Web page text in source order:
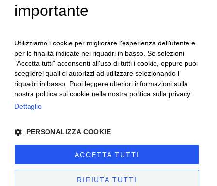
Ceretto Aziende Vitivinicole S.r.l. | Strada
Cassiano, 34 | 12051 Alba (CN) | Tel.
+39.0173.282582 |ceretto@ceretto.com
Visite: Tel. +39 0173 268033 |
visit@ceretto.com
importante
Utilizziamo i cookie per migliorare l'esperienza dell'utente e
per le finalità indicate nei riquadri in basso. Se selezioni
"Accetta tutti" acconsenti all'uso di tutti i cookie, oppure puoi
sceglierei quali ci autorizzi ad utilizzare selezionando i
riquadri in basso. Puoi leggere ulteriori informazioni sulla
nostra politica sui cookie nella nostra politica sulla privacy.
Dettaglio
PERSONALIZZA COOKIE
ACCETTA TUTTI
RIFIUTA TUTTI